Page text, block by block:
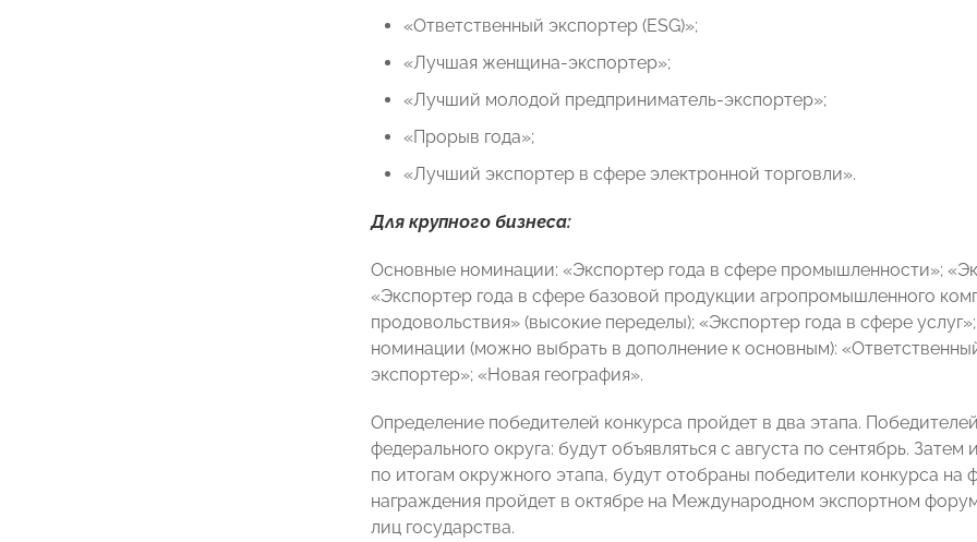
«Ответственный экспортер (ESG)»;
«Лучшая женщина-экспортер»;
«Лучший молодой предприниматель-экспортер»;
«Прорыв года»;
«Лучший экспортер в сфере электронной торговли».
Для крупного бизнеса:
Основные номинации: «Экспортер года в сфере промышленности»;
«Экспортер года в сфере базовой продукции агропромышленного
продовольствия» (высокие переделы); «Экспортер года в сфере
номинации (можно выбрать в дополнение к основным):
экспортер»; «Новая география».
Определение победителей конкурса пройдет в два этапа.
федерального округа: будут объявляться с августа по сентябрь.
по итогам окружного этапа, будут отобраны победители конкурса
награждения пройдет в октябре на Международном экспортном
лиц государства.